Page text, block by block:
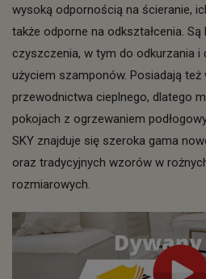
wysoką odpornością na ścieranie,
także odporne na odkształcenia. Są
czyszczenia, w tym do odkurzania i
użyciem szamponów. Posiadają też
przewodnictwa cieplnego, dlatego
pokojach z ogrzewaniem
SKY znajduje się szeroka gama
oraz tradycyjnych wzorów w
rozmiarowych.